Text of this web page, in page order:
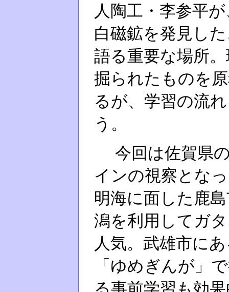
人陶工・李参平
白磁鉱を発見し
語る重要な場所
掘られたものを
るが、学習の流
う。
今回は佐賀県
インの視察とな
明海に面した鹿
潟を利用してガ
人気。武雄市に
「ゆめぎんが」